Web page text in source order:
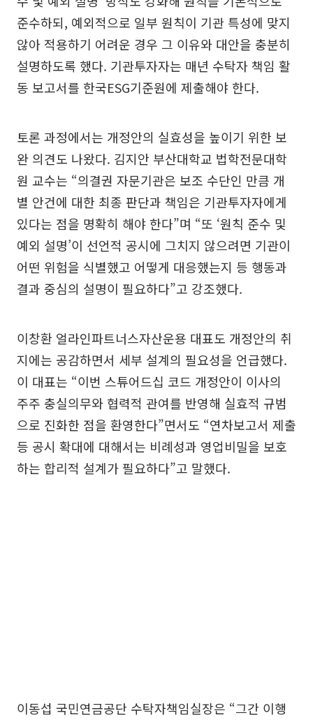
준수하되, 예외적으로 일부 원칙이 기관 특성에 맞지
않아 적용하기 어려운 경우 그 이유와 대안을 충분히
설명하도록 했다. 기관투자자는 매년 수탁자 책임 활
동 보고서를 한국ESG기준원에 제출해야 한다.
토론 과정에서는 개정안의 실효성을 높이기 위한 보
완 의견도 나왔다. 김지안 부산대학교 법학전문대학
원 교수는 “의결권 자문기관은 보조 수단인 만큼 개
별 안건에 대한 최종 판단과 책임은 기관투자자에게
있다는 점을 명확히 해야 한다”며 “또 ‘원칙 준수 및
예외 설명’이 선언적 공시에 그치지 않으려면 기관이
어떤 위험을 식별했고 어떻게 대응했는지 등 행동과
결과 중심의 설명이 필요하다”고 강조했다.
이창환 얼라인파트너스자산운용 대표도 개정안의 취
지에는 공감하면서 세부 설계의 필요성을 언급했다.
이 대표는 “이번 스튜어드십 코드 개정안이 이사의
주주 충실의무와 협력적 관여를 반영해 실효적 규범
으로 진화한 점을 환영한다”면서도 “연차보고서 제출
등 공시 확대에 대해서는 비례성과 영업비밀을 보호
하는 합리적 설계가 필요하다”고 말했다.
이동섭 국민연금공단 수탁자책임실장은 “그간 이행